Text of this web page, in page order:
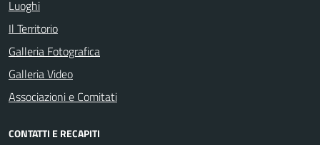
Luoghi
Il Territorio
Galleria Fotografica
Galleria Video
Associazioni e Comitati
CONTATTI E RECAPITI